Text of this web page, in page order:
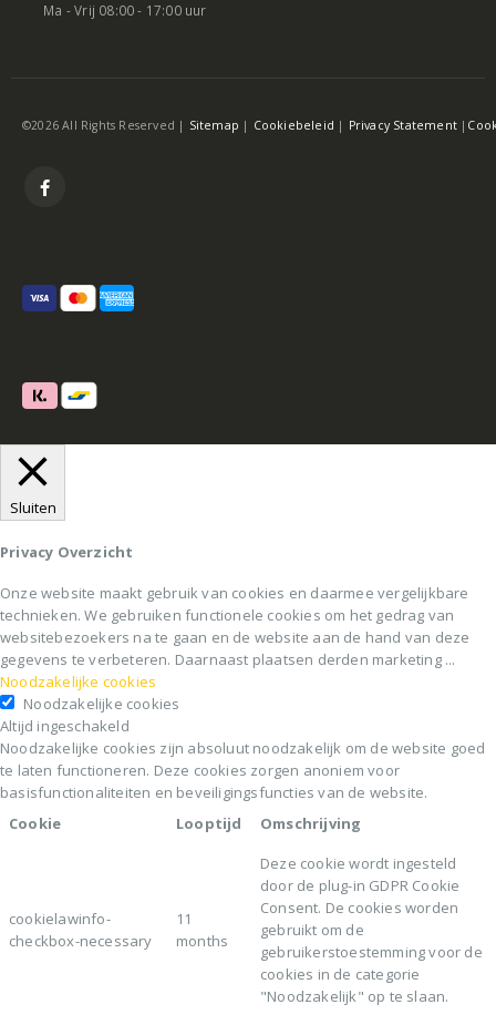
Ma - Vrij 08:00 - 17:00 uur
©2026 All Rights Reserved | Sitemap | Cookiebeleid | Privacy Statement |
Sluiten
Privacy Overzicht
Onze website maakt gebruik van cookies en daarmee vergelijkbare
technieken. We gebruiken functionele cookies om het gedrag van
websitebezoekers na te gaan en de website aan de hand van deze
gegevens te verbeteren. Daarnaast plaatsen derden marketing ...
Noodzakelijke cookies
Noodzakelijke cookies
Altijd ingeschakeld
Noodzakelijke cookies zijn absoluut noodzakelijk om de website goed
te laten functioneren. Deze cookies zorgen anoniem voor
basisfunctionaliteiten en beveiligingsfuncties van de website.
Cookie
Looptijd Omschrijving
cookielawinfo-
checkbox-necessary
11
months
Deze cookie wordt ingesteld
door de plug-in GDPR Cookie
Consent. De cookies worden
gebruikt om de
gebruikerstoestemming voor de
cookies in de categorie
"Noodzakelijk" op te slaan.